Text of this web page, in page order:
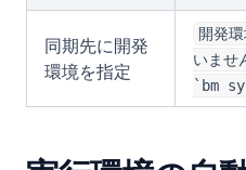
同期先に開発
環境を指定
開発
いませ
`bm